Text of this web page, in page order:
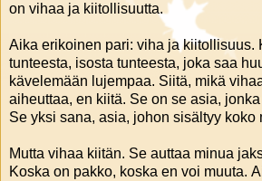
on vihaa ja kiitollisuutta.
Aika erikoinen pari: viha ja kiitollisuus.
tunteesta, isosta tunteesta, joka saa
kävelemään lujempaa. Siitä, mikä
aiheuttaa, en kiitä. Se on se asia,
Se yksi sana, asia, johon sisältyy koko
Mutta vihaa kiitän. Se auttaa minua
Koska on pakko, koska en voi muuta.